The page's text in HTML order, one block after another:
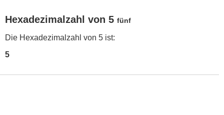
Hexadezimalzahl von 5 fünf
Die Hexadezimalzahl von 5 ist:
5